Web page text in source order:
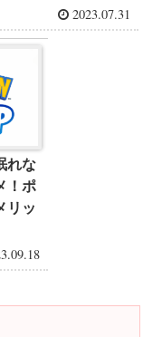
2023.07.31
れな
！ポ
リッ